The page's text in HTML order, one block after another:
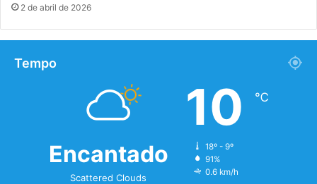
2 de abril de 2026
Tempo
Encantado
Scattered Clouds
10 ℃
18º - 9º
91%
0.6 km/h